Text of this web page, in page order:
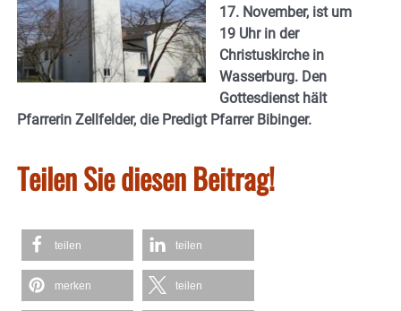
17. November, ist um
19 Uhr in der
Christuskirche in
Wasserburg. Den
Gottesdienst hält
Pfarrerin Zellfelder, die Predigt Pfarrer Bibinger.
Teilen Sie diesen Beitrag!
teilen teilen
merken teilen